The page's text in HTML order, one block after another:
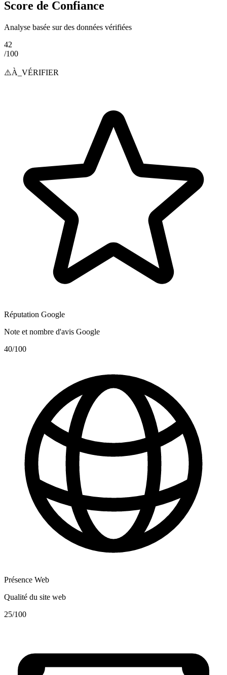
Score de Confiance
Analyse basée sur des données vérifiées
42
/100
⚠️À_VÉRIFIER
Réputation Google
Note et nombre d'avis Google
40/100
Présence Web
Qualité du site web
25/100